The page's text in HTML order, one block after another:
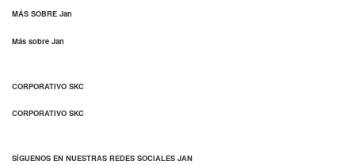
MÁS SOBRE Jan
Más sobre Jan
CORPORATIVO SKC
CORPORATIVO SKC
SÍGUENOS EN NUESTRAS REDES SOCIALES JAN